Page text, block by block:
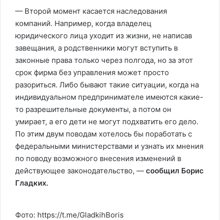
— Второй момент касается наследования
компаний. Например, когда владелец
юридического лица уходит из жизни, не написав
завещания, а родственники могут вступить в
законные права только через полгода, но за этот
срок фирма без управления может просто
разориться. Либо бывают такие ситуации, когда на
индивидуальном предпринимателе имеются какие-
то разрешительные документы, а потом он
умирает, а его дети не могут подхватить его дело.
По этим двум поводам хотелось бы поработать с
федеральными министерствами и узнать их мнения
по поводу возможного внесения изменений в
действующее законодательство, — сообщил Борис
Гладких.
Фото: https://t.me/GladkihBoris